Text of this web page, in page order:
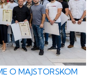
O MAJSTORSKOM